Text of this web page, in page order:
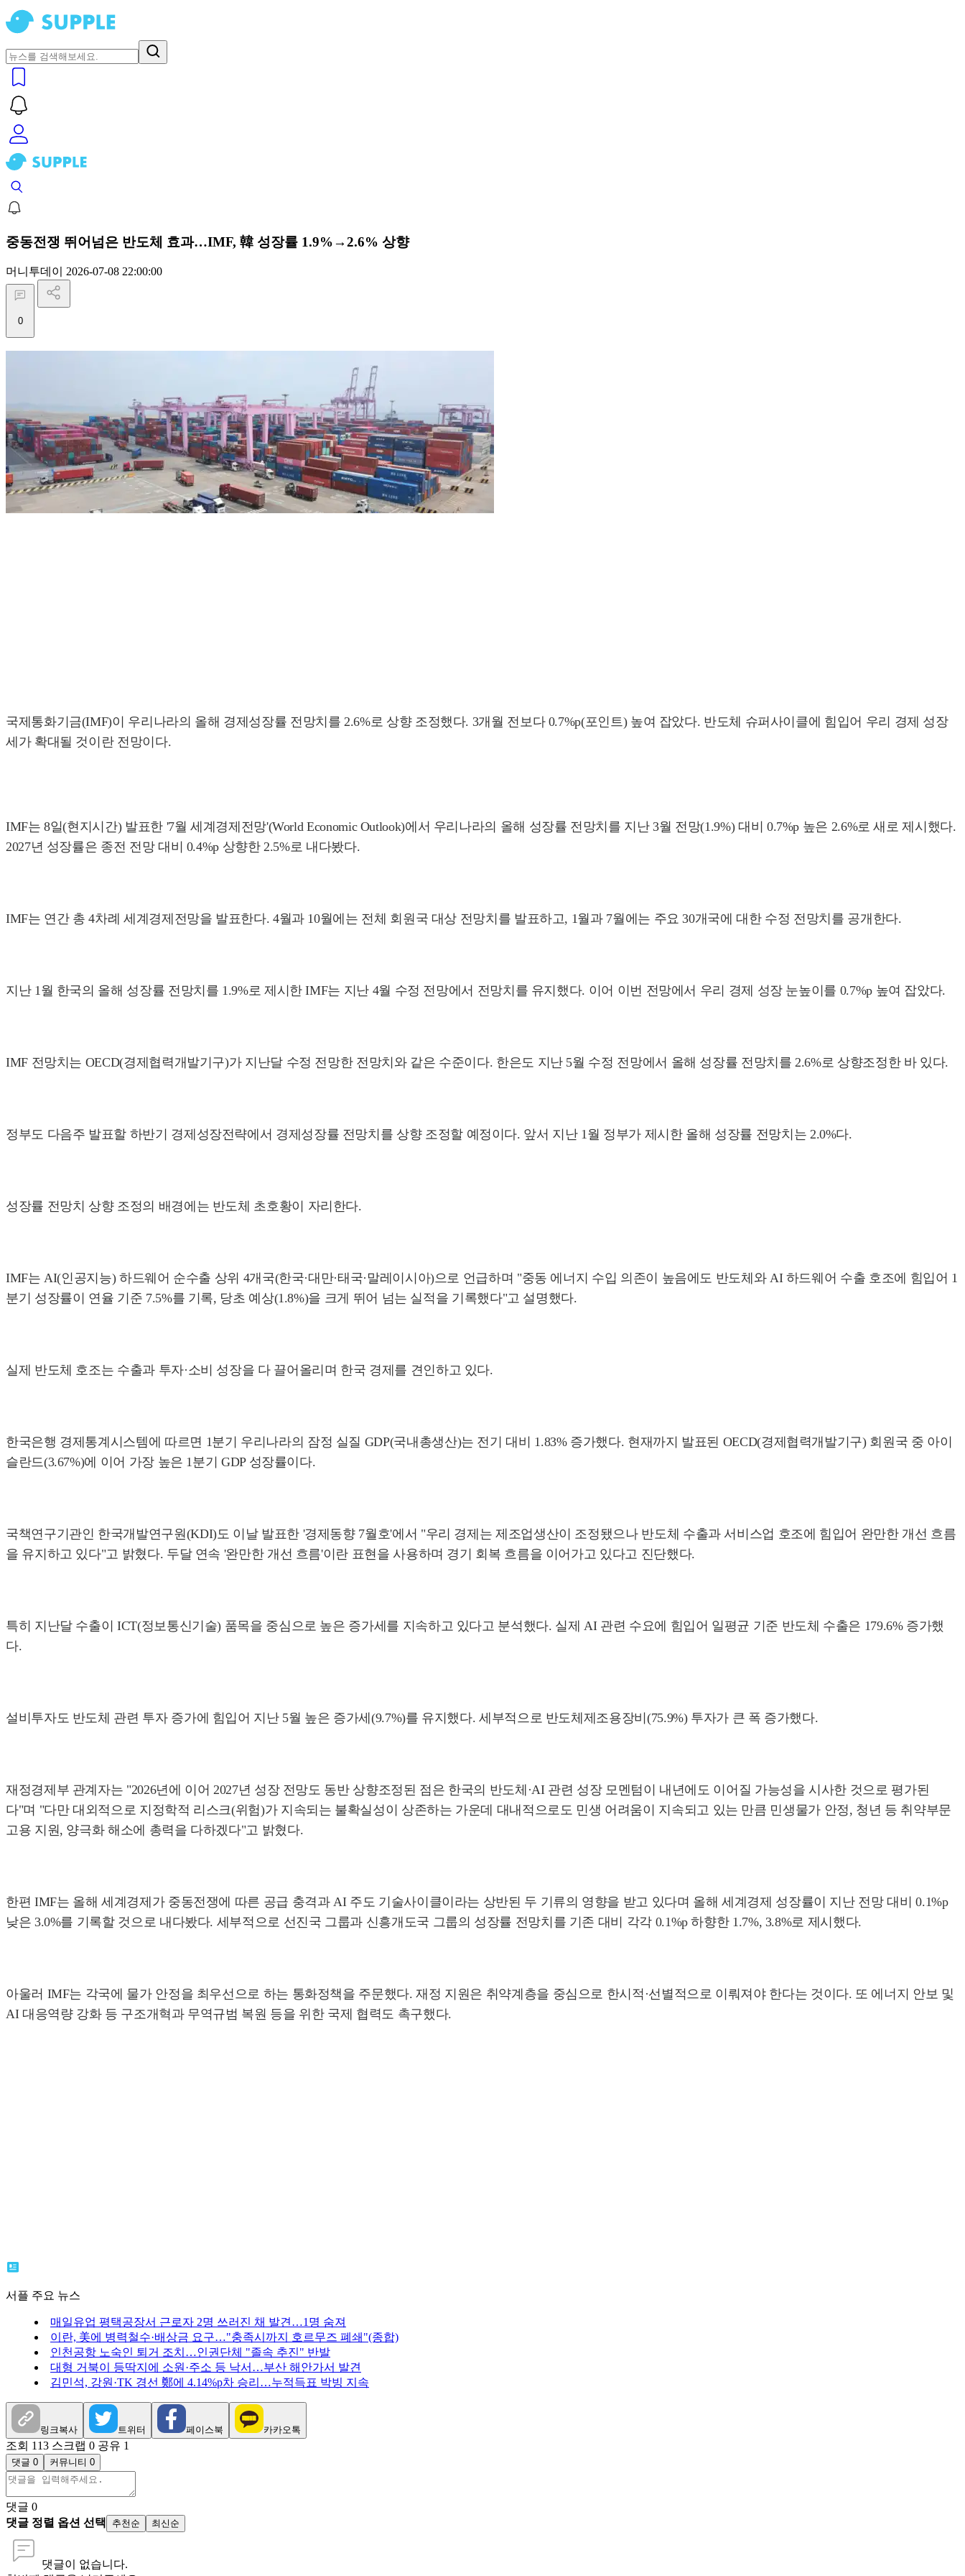
중동전쟁 뛰어넘은 반도체 효과…IMF, 韓 성장률 1.9%→2.6% 상향
머니투데이 2026-07-08 22:00:00
0
국제통화기금(IMF)이 우리나라의 올해 경제성장률 전망치를 2.6%로 상향 조정했다. 3개월 전보다 0.7%p(포인트) 높여 잡았다. 반도체 슈퍼사이클에 힘입어 우리 경제 성장
세가 확대될 것이란 전망이다.
IMF는 8일(현지시간) 발표한 '7월 세계경제전망'(World Economic Outlook)에서 우리나라의 올해 성장률 전망치를 지난 3월 전망(1.9%) 대비 0.7%p 높은 2.6%로 새로 제시했다.
2027년 성장률은 종전 전망 대비 0.4%p 상향한 2.5%로 내다봤다.
IMF는 연간 총 4차례 세계경제전망을 발표한다. 4월과 10월에는 전체 회원국 대상 전망치를 발표하고, 1월과 7월에는 주요 30개국에 대한 수정 전망치를 공개한다.
지난 1월 한국의 올해 성장률 전망치를 1.9%로 제시한 IMF는 지난 4월 수정 전망에서 전망치를 유지했다. 이어 이번 전망에서 우리 경제 성장 눈높이를 0.7%p 높여 잡았다.
IMF 전망치는 OECD(경제협력개발기구)가 지난달 수정 전망한 전망치와 같은 수준이다. 한은도 지난 5월 수정 전망에서 올해 성장률 전망치를 2.6%로 상향조정한 바 있다.
정부도 다음주 발표할 하반기 경제성장전략에서 경제성장률 전망치를 상향 조정할 예정이다. 앞서 지난 1월 정부가 제시한 올해 성장률 전망치는 2.0%다.
성장률 전망치 상향 조정의 배경에는 반도체 초호황이 자리한다.
IMF는 AI(인공지능) 하드웨어 순수출 상위 4개국(한국·대만·태국·말레이시아)으로 언급하며 "중동 에너지 수입 의존이 높음에도 반도체와 AI 하드웨어 수출 호조에 힘입어 1
분기 성장률이 연율 기준 7.5%를 기록, 당초 예상(1.8%)을 크게 뛰어 넘는 실적을 기록했다"고 설명했다.
실제 반도체 호조는 수출과 투자·소비 성장을 다 끌어올리며 한국 경제를 견인하고 있다.
한국은행 경제통계시스템에 따르면 1분기 우리나라의 잠정 실질 GDP(국내총생산)는 전기 대비 1.83% 증가했다. 현재까지 발표된 OECD(경제협력개발기구) 회원국 중 아이
슬란드(3.67%)에 이어 가장 높은 1분기 GDP 성장률이다.
국책연구기관인 한국개발연구원(KDI)도 이날 발표한 '경제동향 7월호'에서 "우리 경제는 제조업생산이 조정됐으나 반도체 수출과 서비스업 호조에 힘입어 완만한 개선 흐름
을 유지하고 있다"고 밝혔다. 두달 연속 '완만한 개선 흐름'이란 표현을 사용하며 경기 회복 흐름을 이어가고 있다고 진단했다.
특히 지난달 수출이 ICT(정보통신기술) 품목을 중심으로 높은 증가세를 지속하고 있다고 분석했다. 실제 AI 관련 수요에 힘입어 일평균 기준 반도체 수출은 179.6% 증가했
다.
설비투자도 반도체 관련 투자 증가에 힘입어 지난 5월 높은 증가세(9.7%)를 유지했다. 세부적으로 반도체제조용장비(75.9%) 투자가 큰 폭 증가했다.
재정경제부 관계자는 "2026년에 이어 2027년 성장 전망도 동반 상향조정된 점은 한국의 반도체·AI 관련 성장 모멘텀이 내년에도 이어질 가능성을 시사한 것으로 평가된
다"며 "다만 대외적으로 지정학적 리스크(위험)가 지속되는 불확실성이 상존하는 가운데 대내적으로도 민생 어려움이 지속되고 있는 만큼 민생물가 안정, 청년 등 취약부문
고용 지원, 양극화 해소에 총력을 다하겠다"고 밝혔다.
한편 IMF는 올해 세계경제가 중동전쟁에 따른 공급 충격과 AI 주도 기술사이클이라는 상반된 두 기류의 영향을 받고 있다며 올해 세계경제 성장률이 지난 전망 대비 0.1%p
낮은 3.0%를 기록할 것으로 내다봤다. 세부적으로 선진국 그룹과 신흥개도국 그룹의 성장률 전망치를 기존 대비 각각 0.1%p 하향한 1.7%, 3.8%로 제시했다.
아울러 IMF는 각국에 물가 안정을 최우선으로 하는 통화정책을 주문했다. 재정 지원은 취약계층을 중심으로 한시적·선별적으로 이뤄져야 한다는 것이다. 또 에너지 안보 및
AI 대응역량 강화 등 구조개혁과 무역규범 복원 등을 위한 국제 협력도 촉구했다.
서플 주요 뉴스
매일유업 평택공장서 근로자 2명 쓰러진 채 발견…1명 숨져
이란, 美에 병력철수·배상금 요구…"충족시까지 호르무즈 폐쇄"(종합)
인천공항 노숙인 퇴거 조치…인권단체 "졸속 추진" 반발
대형 거북이 등딱지에 소원·주소 등 낙서…부산 해안가서 발견
김민석, 강원·TK 경선 鄭에 4.14%p차 승리…누적득표 박빙 지속
링크복사 트위터 페이스북 카카오톡
조회 113 스크랩 0 공유 1
댓글 0 커뮤니티 0
댓글 0
댓글 정렬 옵션 선택
추천순 최신순
댓글이 없습니다.